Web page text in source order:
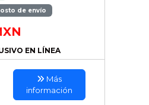
de envío
EN LÍNEA
Más
información